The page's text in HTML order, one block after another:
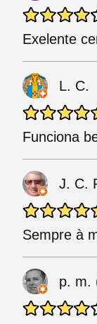
Exelente
L. C.
Funciona
J. C.
Sempre à
p. m.